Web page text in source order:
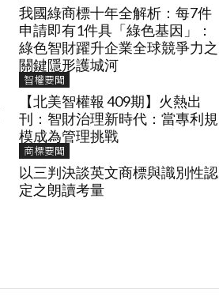
我國綠商標十年全解析：每7件
申請即有1件具「綠色基因」：
綠色智財躍升企業全球競爭力之
關鍵隱形護城河
智權要聞
【北美智權報 409期】火熱出
刊：智財治理新時代：當專利規
模成為管理挑戰
商標要聞
以三判決談英文商標與識別性認
定之朗讀考量